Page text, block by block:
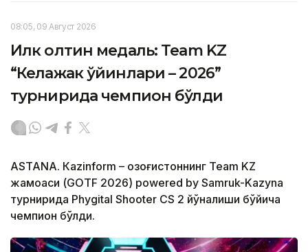
08:05, 09 Август 2026
Илк олтин медаль: Team KZ
“Келажак ўйинлари – 2026”
турнирида чемпион бўлди
ASTANА. Кazinform – Қозоғистоннинг Team KZ
жамоаси (GOTF 2026) powered by Samruk-Kazyna
турнирида Phygital Shooter CS 2 йўналиши бўйича
чемпион бўлди.